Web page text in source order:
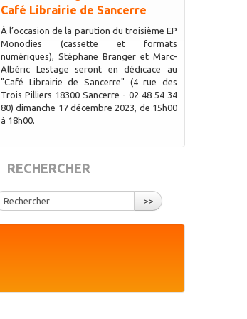
Café Librairie de Sancerre
À l’occasion de la parution du troisième EP
Monodies (cassette et formats
numériques), Stéphane Branger et Marc-
Albéric Lestage seront en dédicace au
"Café Librairie de Sancerre" (4 rue des
Trois Pilliers 18300 Sancerre - 02 48 54 34
80) dimanche 17 décembre 2023, de 15h00
à 18h00.
RECHERCHER
>>